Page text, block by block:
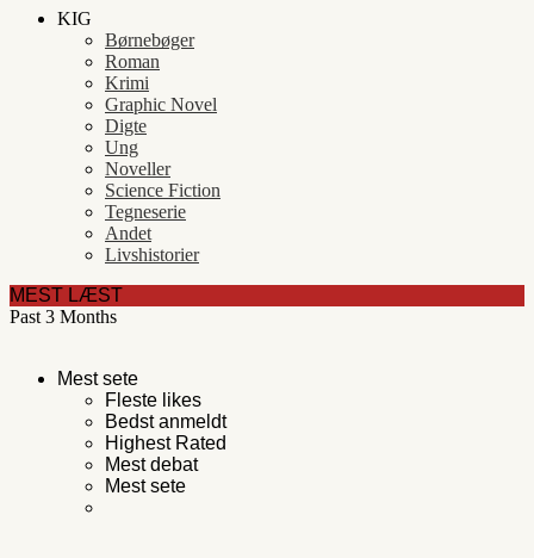
KIG
Børnebøger
Roman
Krimi
Graphic Novel
Digte
Ung
Noveller
Science Fiction
Tegneserie
Andet
Livshistorier
MEST LÆST
Past 3 Months
Mest sete
Fleste likes
Bedst anmeldt
Highest Rated
Mest debat
Mest sete